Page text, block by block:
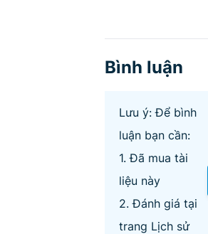
Bình luận
Lưu ý: Để bình
luận bạn cần:
1. Đã mua tài
liệu này
2. Đánh giá tại
trang Lịch sử